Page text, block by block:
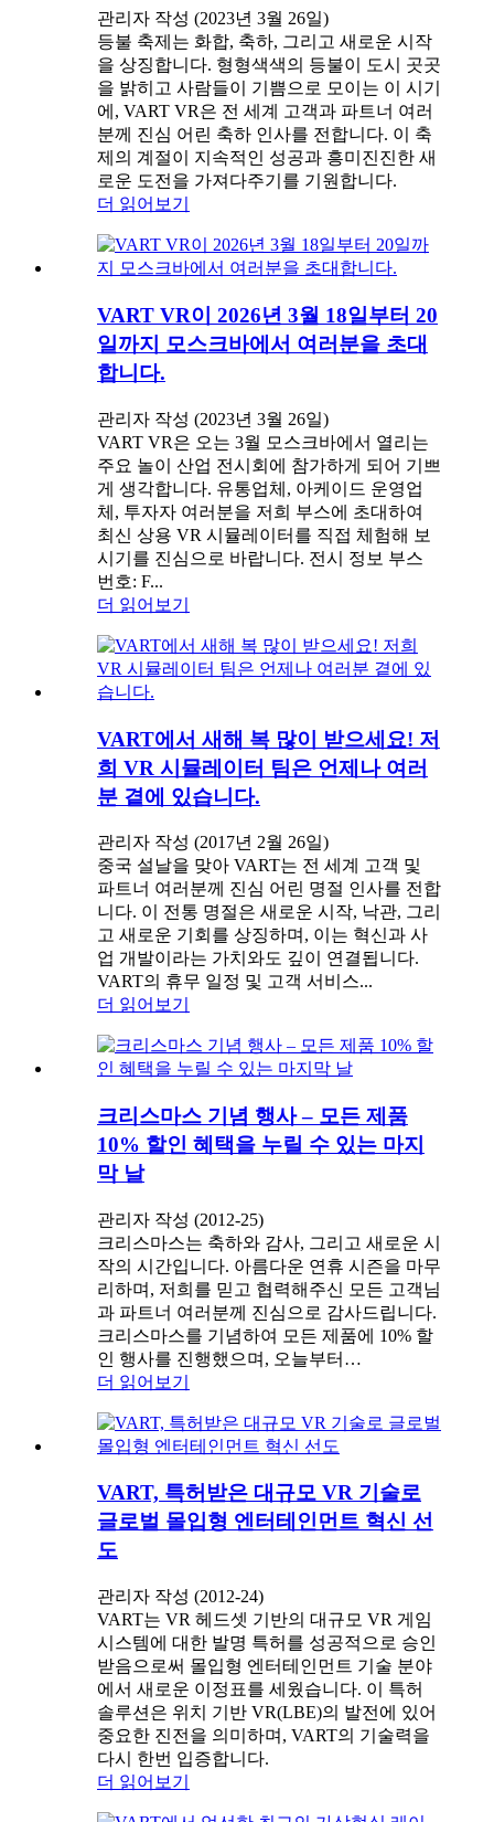
관리자 작성 (2023년 3월 26일)
등불 축제는 화합, 축하, 그리고 새로운 시작
을 상징합니다. 형형색색의 등불이 도시 곳곳
을 밝히고 사람들이 기쁨으로 모이는 이 시기
에, VART VR은 전 세계 고객과 파트너 여러
분께 진심 어린 축하 인사를 전합니다. 이 축
제의 계절이 지속적인 성공과 흥미진진한 새
로운 도전을 가져다주기를 기원합니다.
더 읽어보기
VART VR이 2026년 3월 18일부터 20
일까지 모스크바에서 여러분을 초대
합니다.
관리자 작성 (2023년 3월 26일)
VART VR은 오는 3월 모스크바에서 열리는
주요 놀이 산업 전시회에 참가하게 되어 기쁘
게 생각합니다. 유통업체, 아케이드 운영업
체, 투자자 여러분을 저희 부스에 초대하여
최신 상용 VR 시뮬레이터를 직접 체험해 보
시기를 진심으로 바랍니다. 전시 정보 부스
번호: F...
더 읽어보기
VART에서 새해 복 많이 받으세요! 저
희 VR 시뮬레이터 팀은 언제나 여러
분 곁에 있습니다.
관리자 작성 (2017년 2월 26일)
중국 설날을 맞아 VART는 전 세계 고객 및
파트너 여러분께 진심 어린 명절 인사를 전합
니다. 이 전통 명절은 새로운 시작, 낙관, 그리
고 새로운 기회를 상징하며, 이는 혁신과 사
업 개발이라는 가치와도 깊이 연결됩니다.
VART의 휴무 일정 및 고객 서비스...
더 읽어보기
크리스마스 기념 행사 – 모든 제품
10% 할인 혜택을 누릴 수 있는 마지
막 날
관리자 작성 (2012-25)
크리스마스는 축하와 감사, 그리고 새로운 시
작의 시간입니다. 아름다운 연휴 시즌을 마무
리하며, 저희를 믿고 협력해주신 모든 고객님
과 파트너 여러분께 진심으로 감사드립니다.
크리스마스를 기념하여 모든 제품에 10% 할
인 행사를 진행했으며, 오늘부터…
더 읽어보기
VART, 특허받은 대규모 VR 기술로
글로벌 몰입형 엔터테인먼트 혁신 선
도
관리자 작성 (2012-24)
VART는 VR 헤드셋 기반의 대규모 VR 게임
시스템에 대한 발명 특허를 성공적으로 승인
받음으로써 몰입형 엔터테인먼트 기술 분야
에서 새로운 이정표를 세웠습니다. 이 특허
솔루션은 위치 기반 VR(LBE)의 발전에 있어
중요한 진전을 의미하며, VART의 기술력을
다시 한번 입증합니다.
더 읽어보기